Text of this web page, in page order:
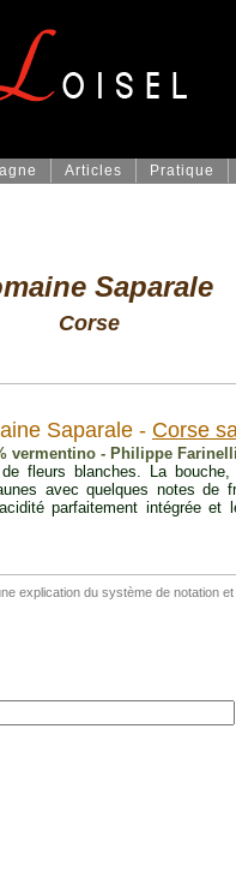
Articles Pratique
Saparale
Corse
Saparale - Corse
vermentino - Philippe Farinelli
fleurs blanches. La
avec quelques notes de
parfaitement intégrée
explication du système de notation et